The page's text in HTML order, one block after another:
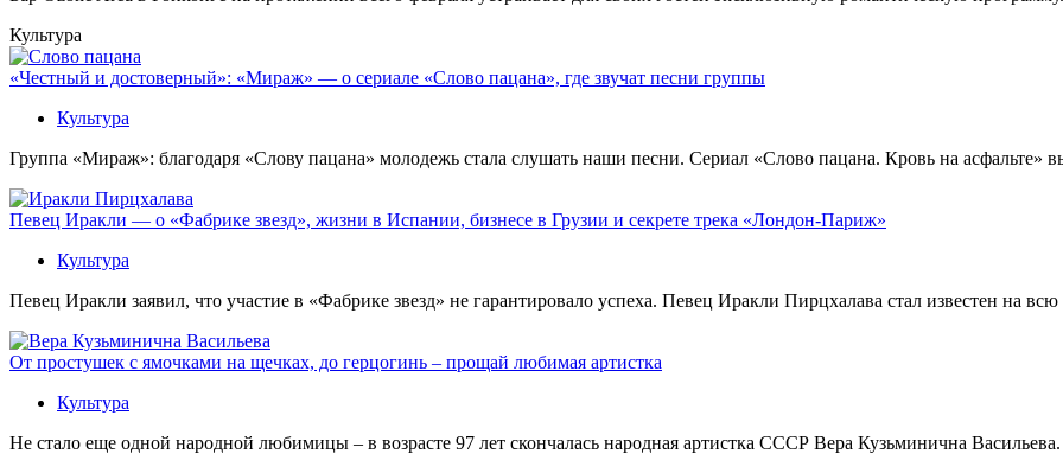
Культура
«Честный и достоверный»: «Мираж» — о сериале «Слово пацана», где звучат песни группы
Культура
Группа «Мираж»: благодаря «Слову пацана» молодежь стала слушать наши песни. Сериал «Слово пацана. Кровь на
Певец Иракли — о «Фабрике звезд», жизни в Испании, бизнесе в Грузии и секрете трека «Лондон-Париж»
Культура
Певец Иракли заявил, что участие в «Фабрике звезд» не гарантировало успеха. Певец Иракли Пирцхалава стал известен на
От простушек с ямочками на щечках, до герцогинь – прощай любимая артистка
Культура
Не стало еще одной народной любимицы – в возрасте 97 лет скончалась народная артистка СССР Вера Кузьминична